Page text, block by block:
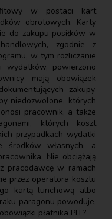
w postaci kart
obrotowych. Karty
do zakupu posiłków w
zgodnie z
w tym rozliczanie
wydatków, powierzono
mają obowiązek
zakupy.
niedozwolone, których
pracownik, a także
których koszt
przypadkach wydatki
środków własnych, a
Nie obciążają
pracodawcę w ramach
przez operatora kosztu
kartą lunchową albo
paragonu powoduje,
płatnika PIT?